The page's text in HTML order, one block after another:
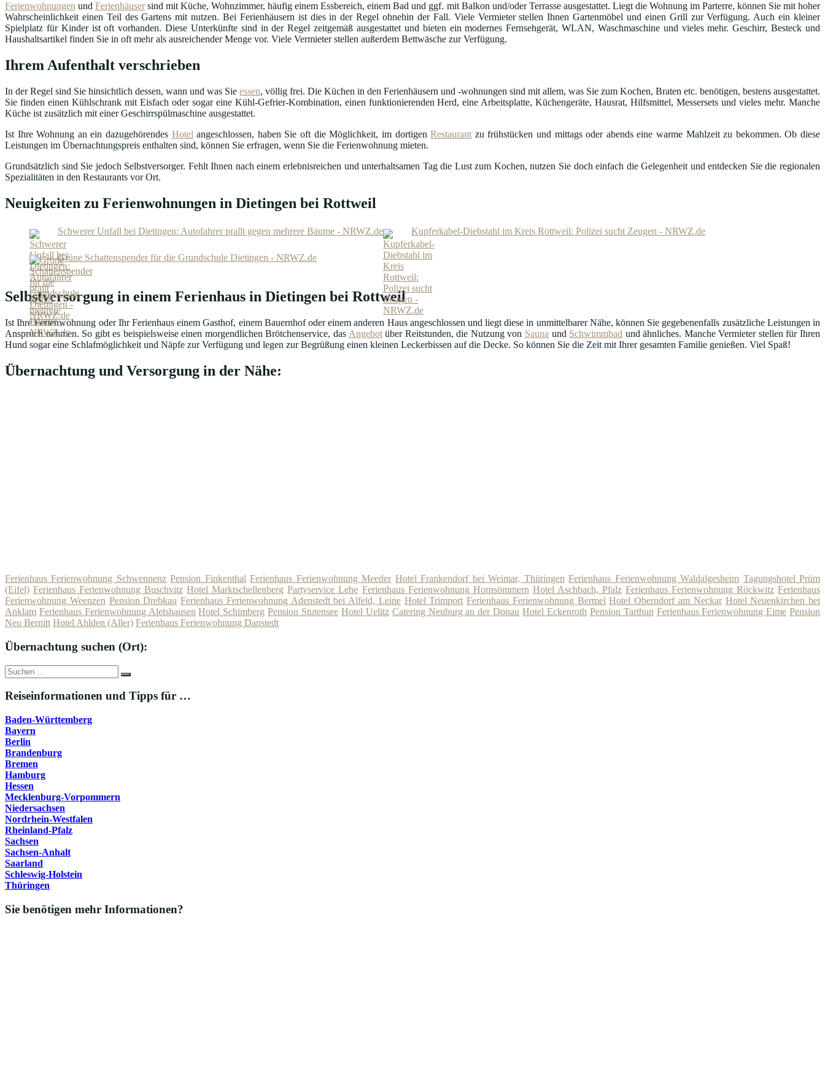
Ferienwohnungen undFerienhäusersind mit Küche, Wohnzimmer, häufig einem Essbereich, einem Bad und ggf. mit Balkon und/oder Terrasse ausgestattet. Liegt die Wohnung im Parterre, können Sie mit hoher
Wahrscheinlichkeit einen Teil des Gartens mit nutzen. Bei Ferienhäusern ist dies in der Regel ohnehin der Fall. Viele Vermieter stellen Ihnen Gartenmöbel und einen Grill zur Verfügung. Auch ein kleiner
Spielplatz für Kinder ist oft vorhanden. Diese Unterkünfte sind in der Regel zeitgemäß ausgestattet und bieten ein modernes Fernsehgerät, WLAN, Waschmaschine und vieles mehr. Geschirr, Besteck und
Haushaltsartikel finden Sie in oft mehr als ausreichender Menge vor. Viele Vermieter stellen außerdem Bettwäsche zur Verfügung.
Ihrem Aufenthalt verschrieben
In der Regel sind Sie hinsichtlich dessen, wann und was Sie essen, völlig frei. Die Küchen in den Ferienhäusern und -wohnungen sind mit allem, was Sie zum Kochen, Braten etc. benötigen, bestens ausgestattet.
Sie finden einen Kühlschrank mit Eisfach oder sogar eine Kühl-Gefrier-Kombination, einen funktionierenden Herd, eine Arbeitsplatte, Küchengeräte, Hausrat, Hilfsmittel, Messersets und vieles mehr. Manche
Küche ist zusätzlich mit einer Geschirrspülmaschine ausgestattet.
Ist Ihre Wohnung an ein dazugehörendes Hotel angeschlossen, haben Sie oft die Möglichkeit, im dortigenRestaurant zu frühstücken und mittags oder abends eine warme Mahlzeit zu bekommen. Ob diese
Leistungen im Übernachtungspreis enthalten sind, können Sie erfragen, wenn Sie die Ferienwohnung mieten.
Grundsätzlich sind Sie jedoch Selbstversorger. Fehlt Ihnen nach einem erlebnisreichen und unterhaltsamen Tag die Lust zum Kochen, nutzen Sie doch einfach die Gelegenheit und entdecken Sie die regionalen
Spezialitäten in den Restaurants vor Ort.
Neuigkeiten zu Ferienwohnungen in Dietingen bei Rottweil
Schwerer Unfall bei Dietingen: Autofahrer prallt gegen mehrere Bäume - NRWZ.de Kupferkabel-Diebstahl im Kreis Rottweil: Polizei sucht Zeugen - NRWZ.de
Grüne Schattenspender für die Grundschule Dietingen - NRWZ.de
Selbstversorgung in einem Ferienhaus in Dietingen bei Rottweil
Ist Ihre Ferienwohnung oder Ihr Ferienhaus einem Gasthof, einem Bauernhof oder einem anderen Haus angeschlossen und liegt diese in unmittelbarer Nähe, können Sie gegebenenfalls zusätzliche Leistungen in
Anspruch nehmen. So gibt es beispielsweise einen morgendlichen Brötchenservice, das Angebotüber Reitstunden, die Nutzung von Sauna und Schwimmbad und ähnliches. Manche Vermieter stellen für Ihren
Hund sogar eine Schlafmöglichkeit und Näpfe zur Verfügung und legen zur Begrüßung einen kleinen Leckerbissen auf die Decke. So können Sie die Zeit mit Ihrer gesamten Familie genießen. Viel Spaß!
Übernachtung und Versorgung in der Nähe:
Ferienhaus Ferienwohnung Schwennenz Pension Finkenthal Ferienhaus Ferienwohnung Meeder Hotel Frankendorf bei Weimar, Thüringen Ferienhaus Ferienwohnung Waldalgesheim Tagungshotel Prüm
(Eifel) Ferienhaus Ferienwohnung Buschvitz Hotel Marktschellenberg Partyservice Lehe Ferienhaus Ferienwohnung Hornsömmern Hotel Aschbach, Pfalz Ferienhaus Ferienwohnung Röckwitz Ferienhaus
Ferienwohnung Weenzen Pension Drebkau Ferienhaus Ferienwohnung Adenstedt bei Alfeld, Leine Hotel Trimport Ferienhaus Ferienwohnung Bermel Hotel Oberndorf am Neckar Hotel Neuenkirchen bei
Anklam Ferienhaus Ferienwohnung Aletshausen Hotel Schimberg Pension Stutensee Hotel Uelitz Catering Neuburg an der Donau Hotel Eckenroth Pension Tarthun Ferienhaus Ferienwohnung Eime Pension
Neu Bernitt Hotel Ahlden (Aller) Ferienhaus Ferienwohnung Danstedt
Übernachtung suchen (Ort):
Suche
nach:
Suchen
Reiseinformationen und Tipps für …
Baden-Württemberg
Bayern
Berlin
Brandenburg
Bremen
Hamburg
Hessen
Mecklenburg-Vorpommern
Niedersachsen
Nordrhein-Westfalen
Rheinland-Pfalz
Sachsen
Sachsen-Anhalt
Saarland
Schleswig-Holstein
Thüringen
Sie benötigen mehr Informationen?